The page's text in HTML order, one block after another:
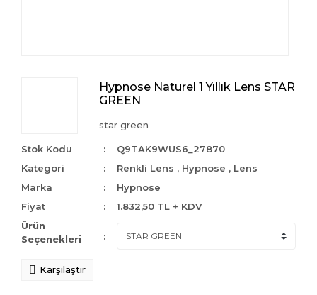
Hypnose Naturel 1 Yıllık Lens STAR
GREEN
star green
Stok Kodu
Q9TAK9WUS6_27870
Kategori
Renkli Lens , Hypnose , Lens
Marka
Hypnose
Fiyat
1.832,50 TL + KDV
Ürün
Seçenekleri
Karşılaştır